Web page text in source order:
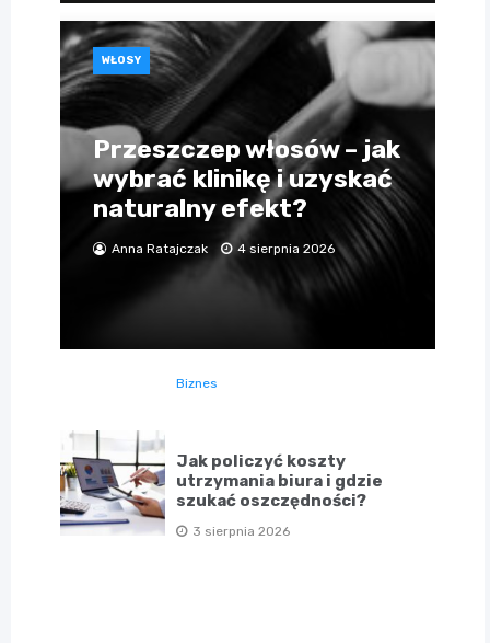
WŁOSY
Przeszczep włosów – jak
wybrać klinikę i uzyskać
naturalny efekt?
Anna Ratajczak 4 sierpnia 2026
Biznes
Jak policzyć koszty
utrzymania biura i gdzie
szukać oszczędności?
3 sierpnia 2026